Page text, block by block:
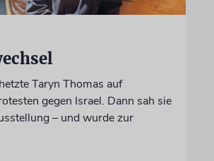
Taryn Thomas auf
gegen Israel. Dann sah sie
– und wurde zur